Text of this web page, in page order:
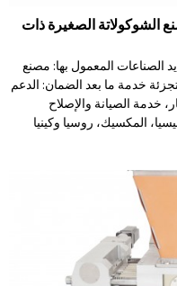
الشوكولاتة الصغيرة ذات
الصناعات المعمول بها: مصنع
خدمة ما بعد الضمان: الدعم
خدمة الصيانة والإصلاح
المكسيك، روسيا وكينيا